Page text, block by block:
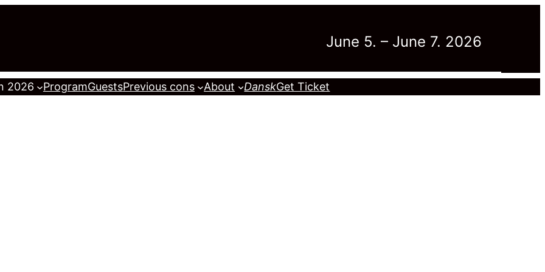
June 5. – June 7. 2026
2026 ProgramGuestsPrevious cons About DanskGet Ticket